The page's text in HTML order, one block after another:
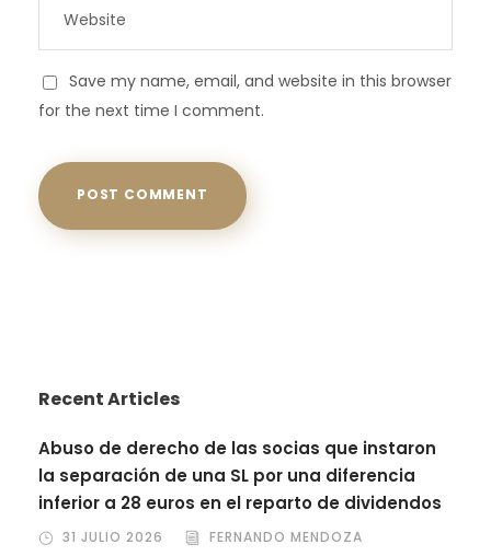
Save my name, email, and website in this browser
for the next time I comment.
Recent Articles
Abuso de derecho de las socias que instaron
la separación de una SL por una diferencia
inferior a 28 euros en el reparto de dividendos
31 JULIO 2026 FERNANDO MENDOZA